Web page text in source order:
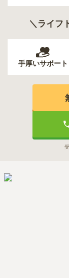
＼ライフ
手厚いサポート